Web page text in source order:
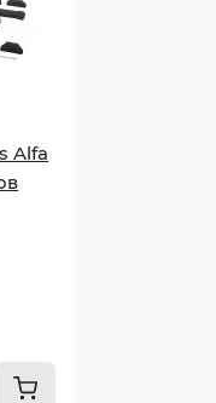
Alfa